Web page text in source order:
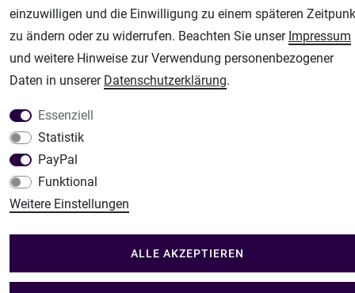
Küchen Zubehör - Haus/Garten - Tierbedarf
einzuwilligen und die Einwilligung zu einem späteren
zu ändern oder zu widerrufen. Beachten Sie unser Impressum
und weitere Hinweise zur Verwendung personenbezogener
Daten in unserer Daten­schutz­erklärung.
Essenziell
Statistik
PayPal
Funktional
Weitere Einstellungen
ALLE AKZEPTIEREN